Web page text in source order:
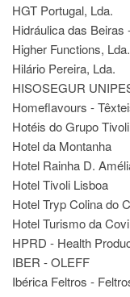
HGT Portugal, Lda.
Hidráulica das Beiras
Higher Functions, Lda.
Hilário Pereira, Lda.
HISOSEGUR
Homeflavours -
Hotéis do Grupo
Hotel da Montanha
Hotel Rainha D.
Hotel Tivoli Lisboa
Hotel Tryp Colina do
Hotel Turismo da
HPRD - Health
IBER - OLEFF
Ibérica Feltros -